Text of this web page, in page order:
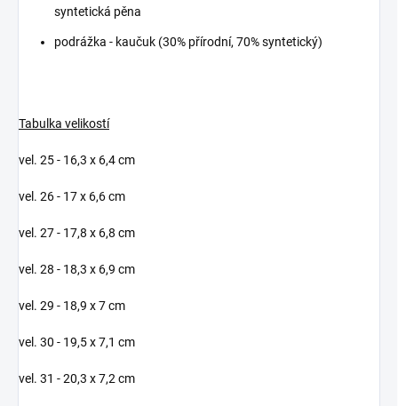
syntetická pěna
podrážka - kaučuk (30% přírodní, 70% syntetický)
Tabulka velikostí
vel. 25 - 16,3 x 6,4 cm
vel. 26 - 17 x 6,6 cm
vel. 27 - 17,8 x 6,8 cm
vel. 28 - 18,3 x 6,9 cm
vel. 29 - 18,9 x 7 cm
vel. 30 - 19,5 x 7,1 cm
vel. 31 - 20,3 x 7,2 cm